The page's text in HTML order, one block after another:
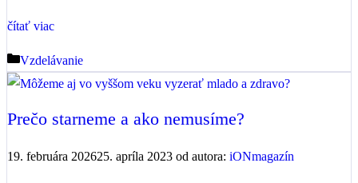
čítať viac
Kategórie
Vzdelávanie
Prečo starneme a ako nemusíme?
19. februára 202625. apríla 2023 od autora: iONmagazín